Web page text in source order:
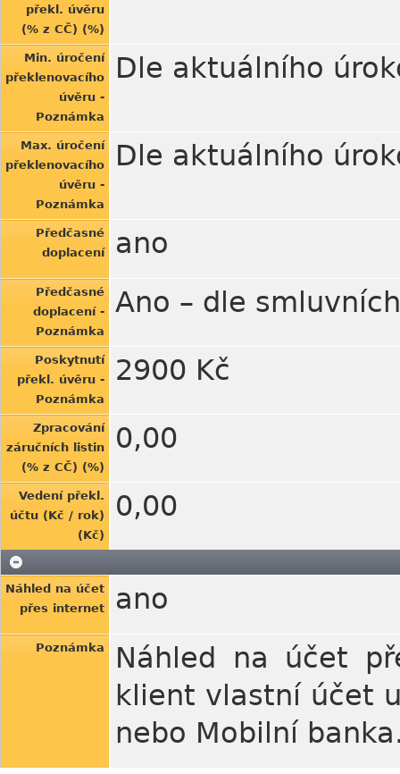
překl. úvěru
(% z CČ) (%)
Min. úročení
překlenovacího
úvěru -
Poznámka
Dle aktuálního
Max. úročení
překlenovacího
úvěru -
Poznámka
Dle aktuálního
Předčasné
doplacení
ano
Předčasné
doplacení -
Poznámka
Ano – dle
Poskytnutí
překl. úvěru -
Poznámka
2900 Kč
Zpracování
záručních listin
(% z CČ) (%)
0,00
Vedení překl.
účtu (Kč / rok)
(Kč)
0,00
Náhled na účet
přes internet
ano
Poznámka
Náhled na účet
klient vlastní účet
nebo Mobilní